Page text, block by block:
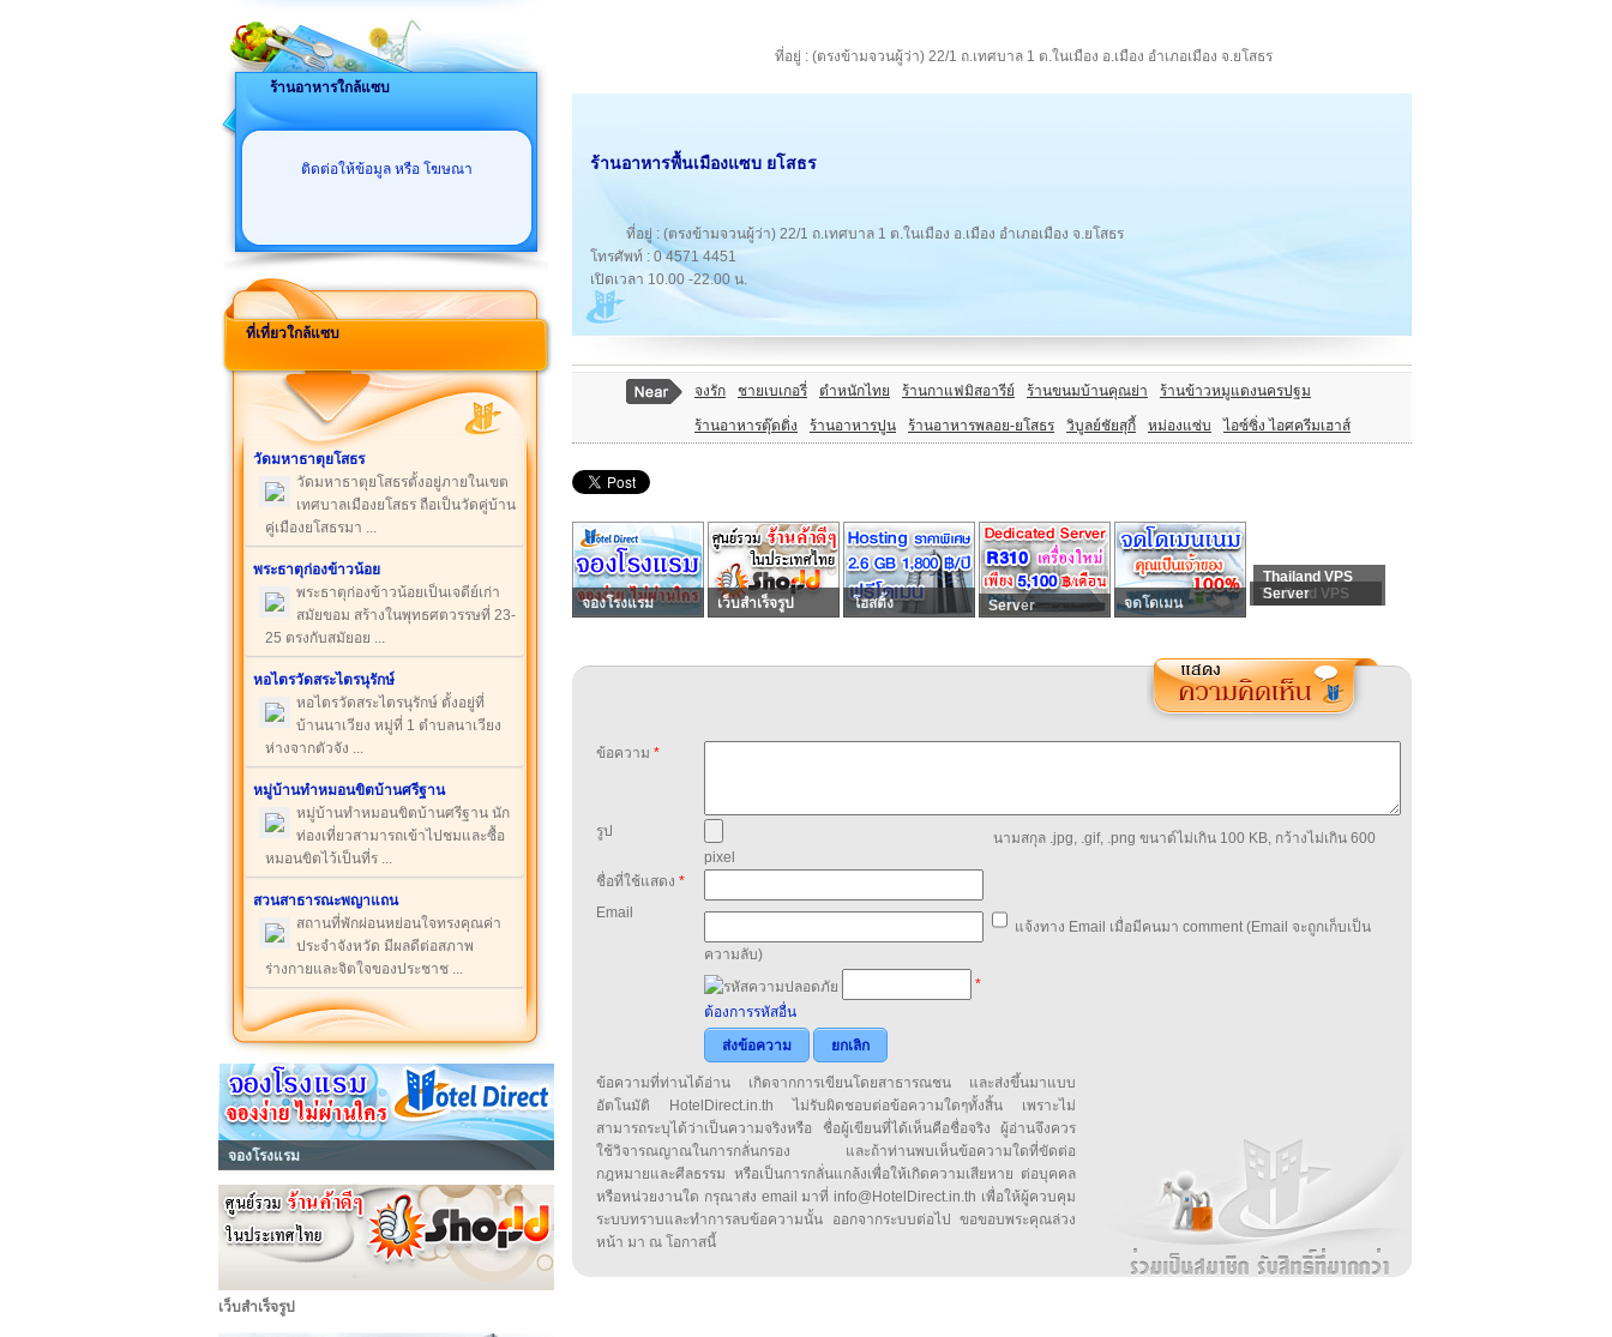
ร้านอาหารใกล้แซบ
ติดต่อให้ข้อมูล หรือ โฆษณา
ที่เที่ยวใกล้แซบ
วัดมหาธาตุยโสธร
วัดมหาธาตุยโสธรตั้งอยู่ภายในเขต
เทศบาลเมืองยโสธร ถือเป็นวัดคู่บ้าน
คู่เมืองยโสธรมา ...
พระธาตุก่องข้าวน้อย
พระธาตุก่องข้าวน้อยเป็นเจดีย์เก่า
สมัยขอม สร้างในพุทธศตวรรษที่ 23-
25 ตรงกับสมัยอย ...
หอไตรวัดสระไตรนุรักษ์
หอไตรวัดสระไตรนุรักษ์ ตั้งอยู่ที่
บ้านนาเวียง หมู่ที่ 1 ตำบลนาเวียง
ห่างจากตัวจัง ...
หมู่บ้านทำหมอนขิตบ้านศรีฐาน
หมู่บ้านทำหมอนขิตบ้านศรีฐาน นัก
ท่องเที่ยวสามารถเข้าไปชมและซื้อ
หมอนขิตไว้เป็นที่ร ...
สวนสาธารณะพญาแถน
สถานที่พักผ่อนหย่อนใจทรงคุณค่า
ประจำจังหวัด มีผลดีต่อสภาพ
ร่างกายและจิตใจของประชาช ...
จองโรงแรม
เว็บสำเร็จรูป
ที่อยู่ : (ตรงข้ามจวนผู้ว่า) 22/1 ถ.เทศบาล 1 ต.ในเมือง อ.เมือง อำเภอเมือง จ.ยโสธร
ร้านอาหารพื้นเมืองแซบ ยโสธร
ที่อยู่ : (ตรงข้ามจวนผู้ว่า) 22/1 ถ.เทศบาล 1 ต.ในเมือง อ.เมือง อำเภอเมือง จ.ยโสธร
โทรศัพท์ : 0 4571 4451
เปิดเวลา 10.00 -22.00 น.
จงรัก ชายเบเกอรี่ ตำหนักไทย ร้านกาแฟมิสอารีย์ ร้านขนมบ้านคุณย่า ร้านข้าวหมูแดงนครปฐม
ร้านอาหารตุ๊ดติ่ง ร้านอาหารปูน ร้านอาหารพลอย-ยโสธร วิบูลย์ชัยสุกี้ หม่องแซ่บ ไอซ์ซิ่ง ไอศครีมเฮาส์
จองโรงแรม เว็บสำเร็จรูป โฮสติ้ง Server จดโดเมน
Thailand VPS
Thailand VPS
Server
ข้อความ *
รูป
นามสกุล .jpg, .gif, .png ขนาด์ไม่เกิน 100 KB, กว้างไม่เกิน 600
pixel
ชื่อที่ใช้แสดง *
Email
แจ้งทาง Email เมื่อมีคนมา comment (Email จะถูกเก็บเป็น
ความลับ)
*
ต้องการรหัสอื่น
ส่งข้อความ
ยกเลิก
ข้อความที่ท่านได้อ่าน เกิดจากการเขียนโดยสาธารณชน และส่งขึ้นมาแบบ
อัตโนมัติ HotelDirect.in.th ไม่รับผิดชอบต่อข้อความใดๆทั้งสิ้น เพราะไม่
สามารถระบุได้ว่าเป็นความจริงหรือ ชื่อผู้เขียนที่ได้เห็นคือชื่อจริง ผู้อ่านจึงควร
ใช้วิจารณญาณในการกลั่นกรอง และถ้าท่านพบเห็นข้อความใดที่ขัดต่อ
กฎหมายและศีลธรรม หรือเป็นการกลั่นแกล้งเพื่อให้เกิดความเสียหาย ต่อบุคคล
หรือหน่วยงานใด กรุณาส่ง email มาที่ info@HotelDirect.in.th เพื่อให้ผู้ควบคุม
ระบบทราบและทำการลบข้อความนั้น ออกจากระบบต่อไป ขอขอบพระคุณล่วง
หน้า มา ณ โอกาสนี้